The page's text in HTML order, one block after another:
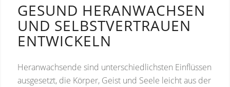
GESUND HERANWACHSEN
UND SELBSTVERTRAUEN
ENTWICKELN
Heranwachsende sind unterschiedlichsten Einflüssen
ausgesetzt, die Körper, Geist und Seele leicht aus der